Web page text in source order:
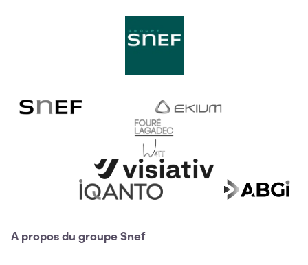
A propos du groupe Snef